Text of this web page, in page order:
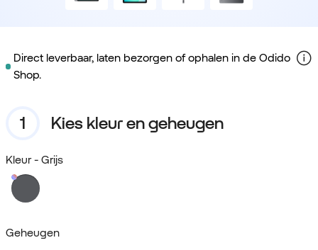
Direct leverbaar, laten bezorgen of ophalen in de Odido
Shop.
Kies kleur en geheugen
Kleur - Grijs
Geheugen